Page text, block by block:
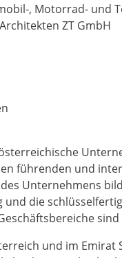
, Motorrad- und
ZT GmbH
führenden und
Unternehmens
die
sind
und im Emirat